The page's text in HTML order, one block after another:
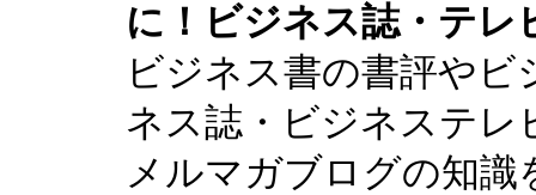
に！ビジネス誌・テレ
ビジネス書の書評や
ネス誌・ビジネステ
メルマガブログの知識